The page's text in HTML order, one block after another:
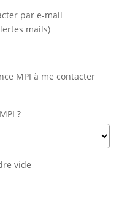
par e-mail
mails)
MPI à me contacter
?
vide